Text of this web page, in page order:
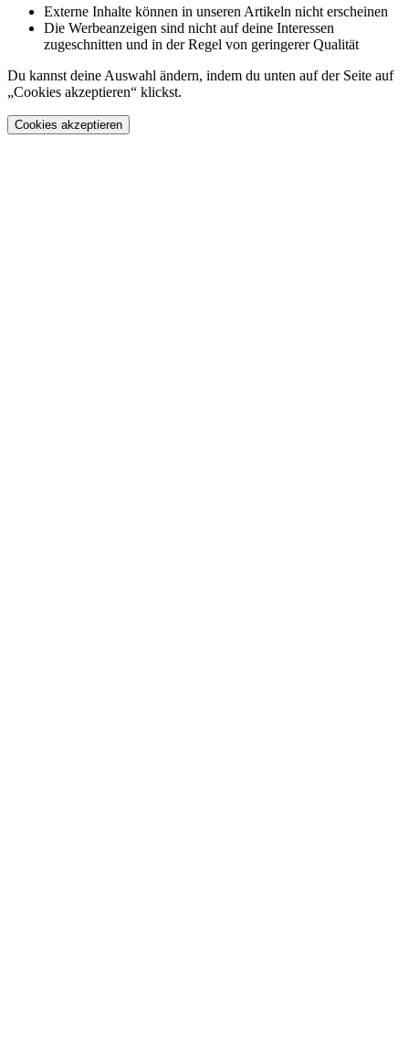
Externe Inhalte können in unseren Artikeln nicht erscheinen
Die Werbeanzeigen sind nicht auf deine Interessen
zugeschnitten und in der Regel von geringerer Qualität
Du kannst deine Auswahl ändern, indem du unten auf der Seite auf
„Cookies akzeptieren“ klickst.
Cookies akzeptieren